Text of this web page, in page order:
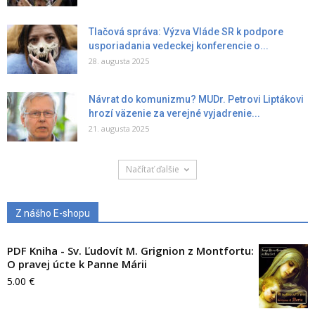
Tlačová správa: Výzva Vláde SR k podpore
usporiadania vedeckej konferencie o...
28. augusta 2025
Návrat do komunizmu? MUDr. Petrovi Liptákovi
hrozí väzenie za verejné vyjadrenie...
21. augusta 2025
Načítať ďalšie
Z nášho E-shopu
PDF Kniha - Sv. Ľudovít M. Grignion z Montfortu:
O pravej úcte k Panne Márii
5.00 €